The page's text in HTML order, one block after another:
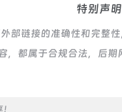
特别声明
部链接的准确性和完整
，都属于合规合法，后